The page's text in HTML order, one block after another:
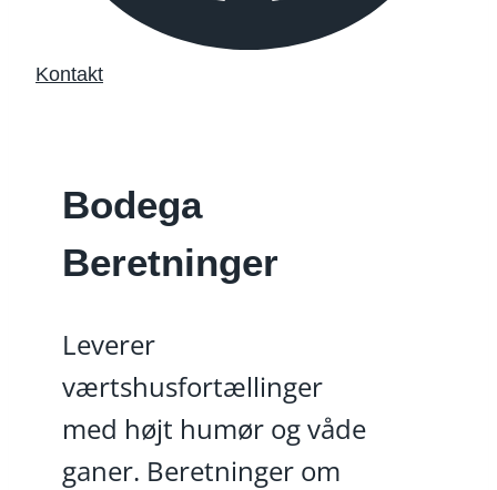
Kontakt
Bodega
Beretninger
Leverer
værtshusfortællinger
med højt humør og våde
ganer. Beretninger om